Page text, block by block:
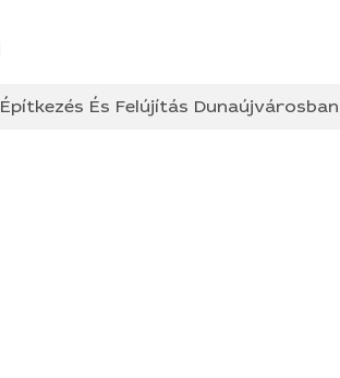
Építkezés És Felújítás Dunaújvárosban